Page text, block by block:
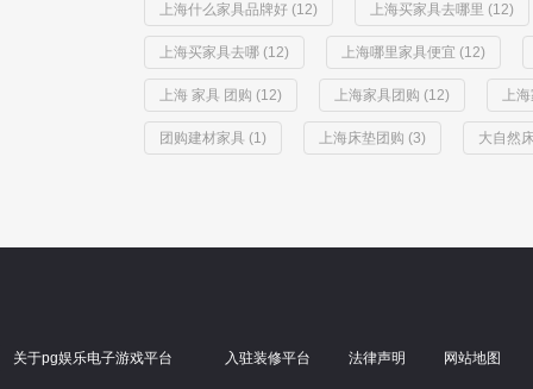
上海什么家具品牌好 (12) 上海买家具去哪里 (12)
上海买家具去哪 (12) 上海哪里家具便宜 (12)
上海 家具 团购 (12) 上海家具团购 (12) 上
团购建材家具 (1) 上海床垫团购 (3) 大自然
关于pg娱乐电子游戏平台 入驻装修平台 法律声明 网站地图